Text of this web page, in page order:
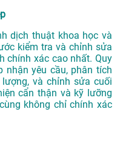
dịch thuật khoa học và
kiểm tra và chỉnh sửa
chính xác cao nhất. Quy
nhận yêu cầu, phân tích
và chỉnh sửa cuối
cẩn thận và kỹ lưỡng
không chỉ chính xác